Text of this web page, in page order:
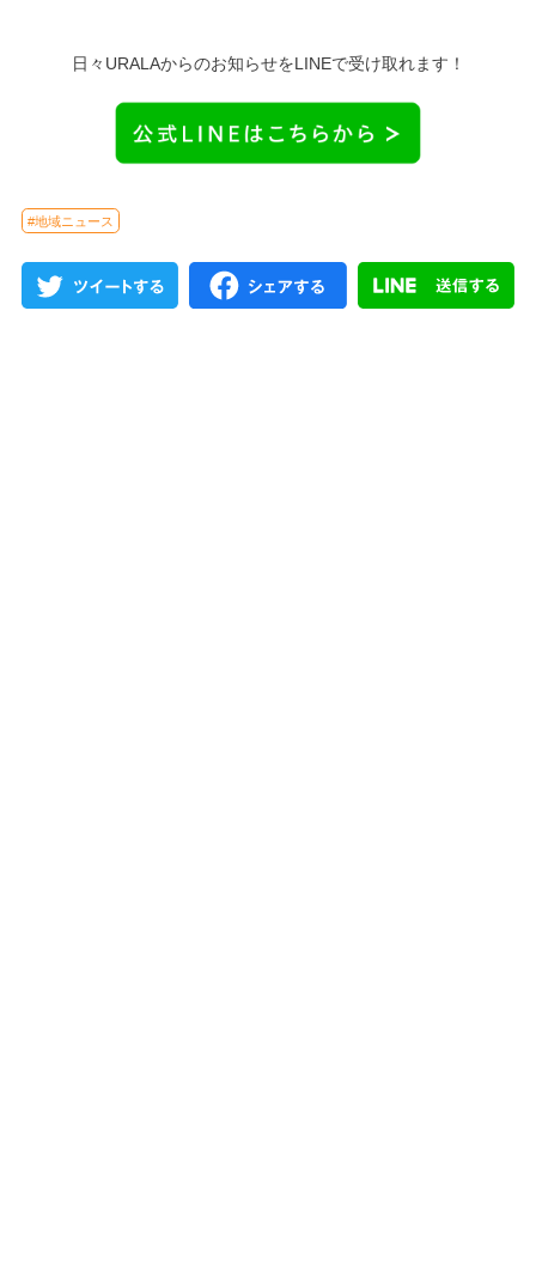
日々URALAからのお知らせをLINEで受け取れます！
#地域ニュース